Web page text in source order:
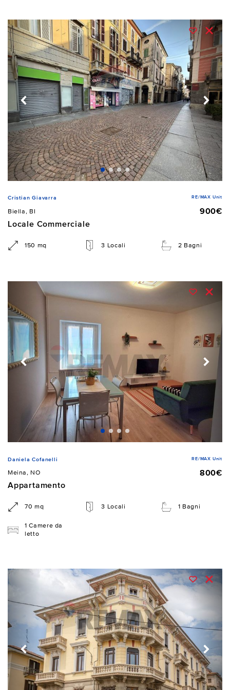
Cristian Giavarra RE/MAX Unit
Biella, BI
900€
Locale Commerciale
150 mq 3 Locali 2 Bagni
Daniela Cofanelli RE/MAX Unit
Meina, NO
800€
Appartamento
70 mq 3 Locali 1 Bagni
1 Camere da
letto